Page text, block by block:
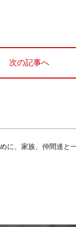
次の記事へ
に、家族、仲間達と